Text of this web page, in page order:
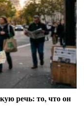
речь: то, что он